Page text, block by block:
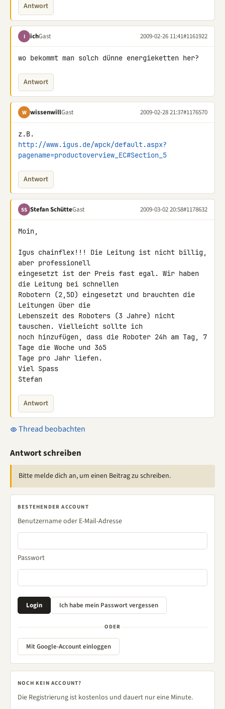
Antwort
I ichGast 2009-02-26 11:41#1161922
wo bekommt man solch dünne energieketten her?
Antwort
W wissenwillGast 2009-02-28 21:37#1176570
http://www.igus.de/wpck/default.aspx?
pagename=productoverview_EC#Section_5
Antwort
SS Stefan SchütteGast 2009-03-02 20:58#1178632
Moin,
Igus chainflex!!! Die Leitung ist nicht billig,
aber professionell
eingesetzt ist der Preis fast egal. Wir haben
die Leitung bei schnellen
Robotern (2,5D) eingesetzt und brauchten die
Leitungen über die
Lebenszeit des Roboters (3 Jahre) nicht
tauschen. Vielleicht sollte ich
noch hinzufügen, dass die Roboter 24h am Tag, 7
Tage die Woche und 365
Tage pro Jahr liefen.
Viel Spass
Stefan
Antwort
Thread beobachten
Antwort schreiben
Bitte melde dich an, um einen Beitrag zu schreiben.
BESTEHENDER ACCOUNT
Benutzername oder E-Mail-Adresse
Passwort
ODER
Mit Google-Account einloggen
NOCH KEIN ACCOUNT?
Die Registrierung ist kostenlos und dauert nur eine Minute.